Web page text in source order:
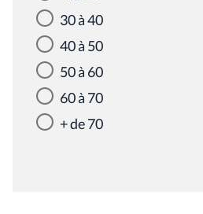
30 à 40
40 à 50
50 à 60
60 à 70
+ de 70